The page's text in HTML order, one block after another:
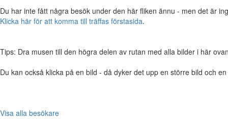
Du har inte fått några besök under den här fliken ännu - men det är
Klicka här för att komma till träffas förstasida.
Tips: Dra musen till den högra delen av rutan med alla bilder i här
Du kan också klicka på en bild - då dyker det upp en större bild och
Visa alla besökare